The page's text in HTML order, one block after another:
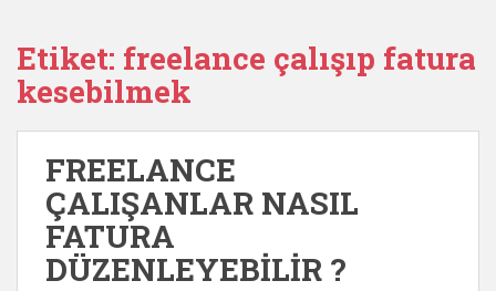
Etiket: freelance çalışıp fatura
kesebilmek
FREELANCE
ÇALIŞANLAR NASIL
FATURA
DÜZENLEYEBİLİR ?